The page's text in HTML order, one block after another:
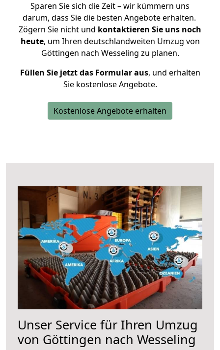
Sparen Sie sich die Zeit – wir kümmern uns
darum, dass Sie die besten Angebote erhalten.
Zögern Sie nicht und kontaktieren Sie uns noch
heute, um Ihren deutschlandweiten Umzug von
Göttingen nach Wesseling zu planen.
Füllen Sie jetzt das Formular aus, und erhalten
Sie kostenlose Angebote.
Kostenlose Angebote erhalten
Unser Service für Ihren Umzug
von Göttingen nach Wesseling